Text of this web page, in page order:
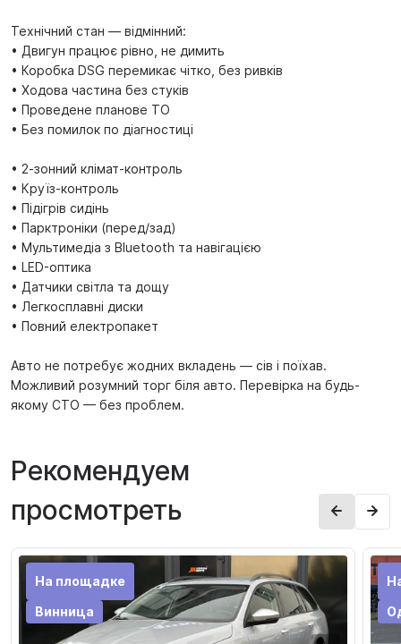
Технічний стан — відмінний:
• Двигун працює рівно, не димить
• Коробка DSG перемикає чітко, без ривків
• Ходова частина без стуків
• Проведене планове ТО
• Без помилок по діагностиці
• 2-зонний клімат-контроль
• Круїз-контроль
• Підігрів сидінь
• Парктроніки (перед/зад)
• Мультимедіа з Bluetooth та навігацією
• LED-оптика
• Датчики світла та дощу
• Легкосплавні диски
• Повний електропакет
Авто не потребує жодних вкладень — сів і поїхав.
Можливий розумний торг біля авто. Перевірка на будь-
якому СТО — без проблем.
Рекомендуем
просмотреть
На площадке
Винница